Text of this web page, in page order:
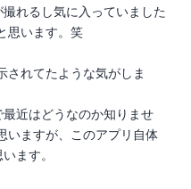
れるし気に入っていました
思います。笑
されてたような気がしま
近はどうなのか知りませ
いますが、このアプリ自体
ます。